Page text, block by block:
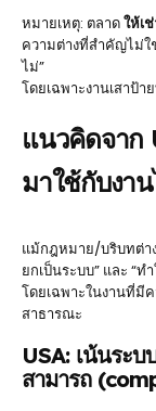
หมายเหตุ: ตลาดให้เ
ความต่างที่สำคัญไม่ใ
ไม่”
โดยเฉพาะงานเสาป้
แนวคิดจาก
มาใช้กับงา
แม้กฎหมาย/บริบทต่า
ยกเป็นระบบ” และ “ท
โดยเฉพาะในงานที่มี
สาธารณะ
USA: เน้นระ
สามารถ